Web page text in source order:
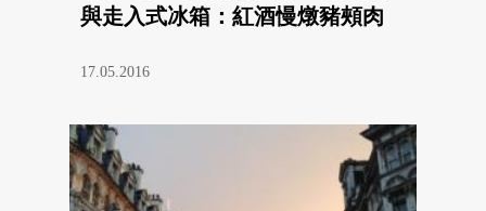
與走入式冰箱：紅酒慢燉豬頰肉
17.05.2016